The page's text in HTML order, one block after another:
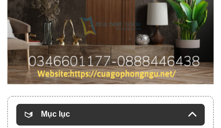
Mục lục